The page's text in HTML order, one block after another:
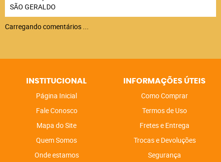
SÃO GERALDO
Carregando comentários ...
INSTITUCIONAL
Página Inicial
Fale Conosco
Mapa do Site
Quem Somos
Onde estamos
INFORMAÇÕES ÚTEIS
Como Comprar
Termos de Uso
Fretes e Entrega
Trocas e Devoluções
Segurança